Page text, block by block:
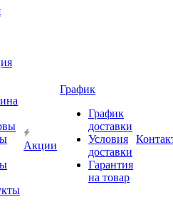
Акции
График
График
доставки
Условия
доставки
Гарантия
на товар